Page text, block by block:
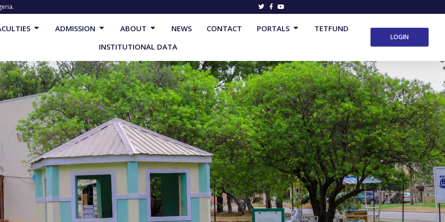
Open Faculties
ADMISSION Open Admission
ABOUT Open About
NEWS CONTACT PORTALS Open Portals
TETFUND
INSTITUTIONAL DATA
LOGIN